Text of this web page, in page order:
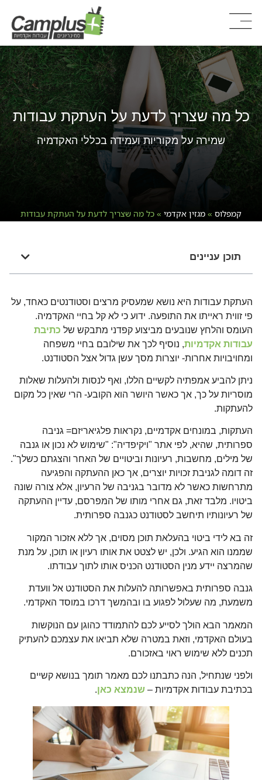
כל מה שצריך לדעת על העתקת עבודות
שמירה על מקוריות ועמידה בכללי האקדמיה
קמפלוס » מגזין אקדמי » כל מה שצריך לדעת על העתקת עבודות
תוכן עניינים
העתקת עבודות היא נושא שמעסיק מרצים וסטודנטים כאחד, על
פי זווית ראייתו את התופעה. ידוע כי לא קל בחיי האקדמיה.
העומס והלחץ שנובעים מביצוע קפדני מתבקש של כתיבת
עבודות אקדמיות, נוסיף לכך את שילובם בחיי משפחה
ומחויבויות אחרות- יוצרות מסך עשן גדול אצל הסטודנט.
ניתן להביע אמפתיה לקשיים הללו, ואף לנסות ולהעלות שאלות
מוסריות על כך, אך כאשר היושר הוא הקובע- הרי שאין כל מקום
להעתקות.
העתקות, במונחים אקדמיים, נקראות פלגיאריזם= גניבה
ספרותית, שהיא, לפי אתר "ויקיפדיה": "שימוש לא נכון או גנבה
של מילים, מחשבות, רעיונות וביטויים של האחר והצגתם כשלך".
זה דומה לגניבת זכויות יוצרים, אך כאן ההעתקה והפגיעה
מתרחשות כאשר לא מדובר בגניבה של הרעיון, אלא צורה שונה
ביטויו. מלבד זאת, גם אחרי מותו של המפרסם, עדיין ההעתקה
של רעיונותיו תיחשב לסטודנט כגנבה ספרותית.
זה בא לידי ביטוי בהעלאת תוכן מסוים, אך ללא אזכור המקור
שממנו הוא הגיע. ולכן, יש לצטט את אותו רעיון או תוכן, על מנת
שהמרצה יידע מנין הסטודנט הכניס אותו לתוך עבודתו.
גנבה ספרותית באפשרותה להעלות את הסטודנט אל וועדת
משמעת, מה שעלול לפגוע בו ובהמשך דרכו במוסד האקדמי.
המאמר הבא הולך לסייע לכם להתמודד כהוגן עם הנוקשות
בעולם האקדמי, וזאת במטרה שלא תביאו את עצמכם להעתיק
תכנים ללא שימוש ראוי באזכורם.
ולפני שנתחיל, הנה כתבתנו לכם מאמר תומך בנושא קשיים
בכתיבת עבודות אקדמיות – שנמצא כאן.